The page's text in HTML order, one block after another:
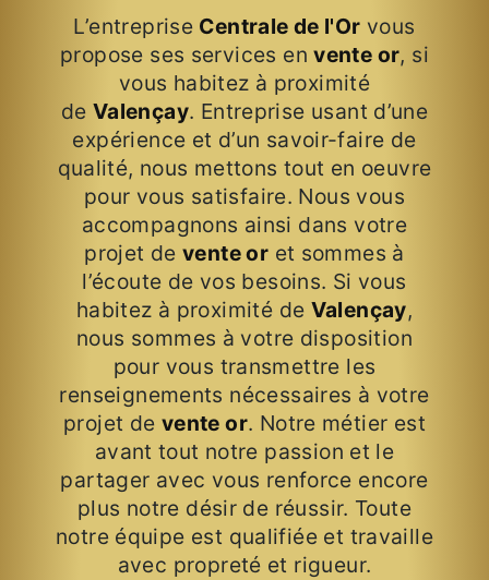
L’entreprise Centrale de l'Or vous
propose ses services envente or, si
vous habitez à proximité
de Valençay. Entreprise usant d’une
expérience et d’un savoir-faire de
qualité, nous mettons tout en oeuvre
pour vous satisfaire. Nous vous
accompagnons ainsi dans votre
projet devente or et sommes à
l’écoute de vos besoins. Si vous
habitez à proximité de Valençay,
nous sommes à votre disposition
pour vous transmettre les
renseignements nécessaires à votre
projet de vente or. Notre métier est
avant tout notre passion et le
partager avec vous renforce encore
plus notre désir de réussir. Toute
notre équipe est qualifiée et travaille
avec propreté et rigueur.